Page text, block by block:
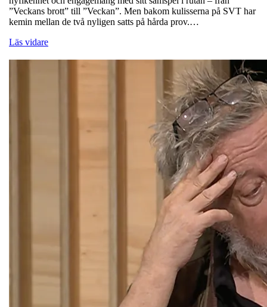
”Veckans brott” till ”Veckan”. Men bakom kulisserna på SVT har
kemin mellan de två nyligen satts på hårda prov.…
Läs vidare